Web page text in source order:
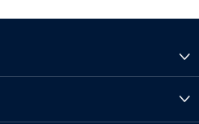

